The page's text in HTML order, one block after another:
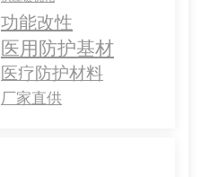
功能改性
医用防护基材
医疗防护材料
厂家直供